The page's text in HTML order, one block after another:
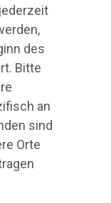
des
Bitte
an
sind
Orte